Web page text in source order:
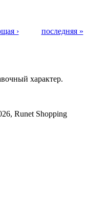
› последняя »
характер.
Runet Shopping